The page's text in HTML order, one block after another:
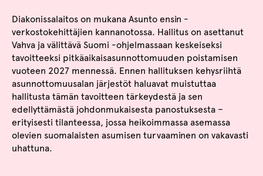
Diakonissalaitos on mukana Asunto ensin -
verkostokehittäjien kannanotossa. Hallitus on asettanut
Vahva ja välittävä Suomi -ohjelmassaan keskeiseksi
tavoitteeksi pitkäaikaisasunnottomuuden poistamisen
vuoteen 2027 mennessä. Ennen hallituksen kehysriihtä
asunnottomuusalan järjestöt haluavat muistuttaa
hallitusta tämän tavoitteen tärkeydestä ja sen
edellyttämästä johdonmukaisesta panostuksesta –
erityisesti tilanteessa, jossa heikoimmassa asemassa
olevien suomalaisten asumisen turvaaminen on vakavasti
uhattuna.